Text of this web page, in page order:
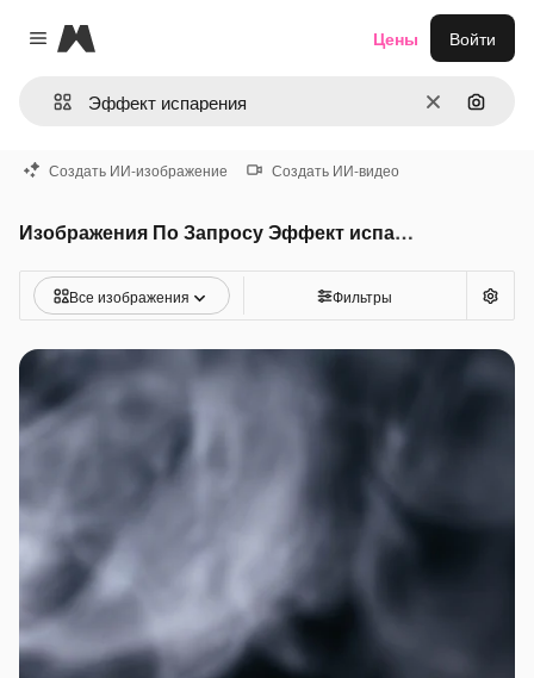
Close menu
Magnific
ОчиститьПоиск
Цены Войти
Создать ИИ-изображение Создать ИИ-видео
Изображения По Запросу Эффект испарения
Все изображения Фильтры